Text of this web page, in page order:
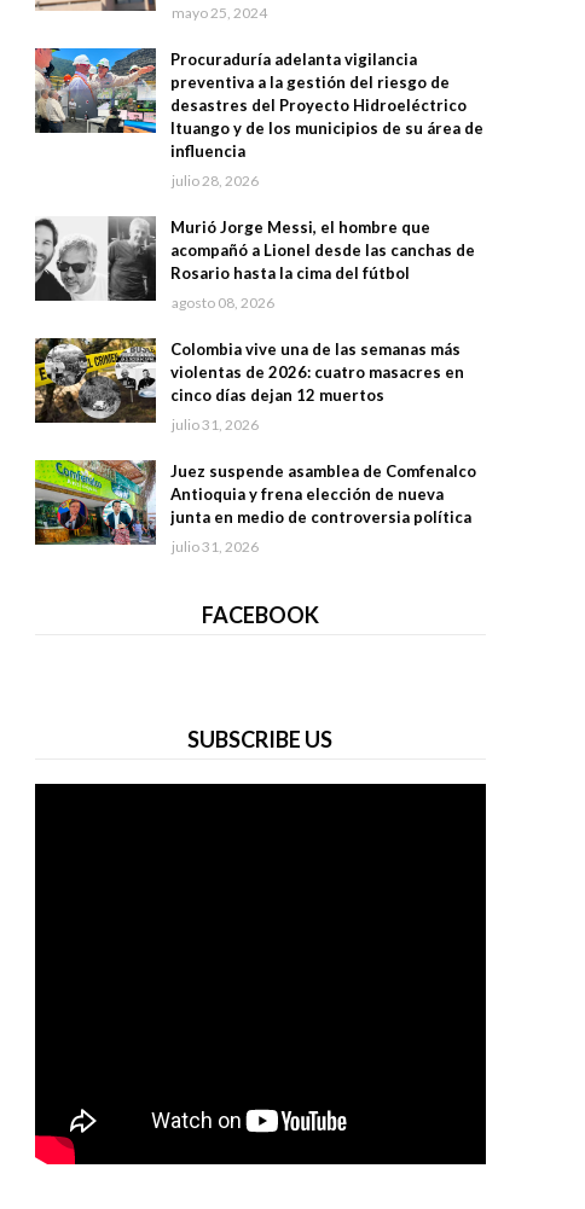
mayo 25, 2024
Procuraduría adelanta vigilancia
preventiva a la gestión del riesgo de
desastres del Proyecto Hidroeléctrico
Ituango y de los municipios de su área de
influencia
julio 28, 2026
Murió Jorge Messi, el hombre que
acompañó a Lionel desde las canchas de
Rosario hasta la cima del fútbol
agosto 08, 2026
Colombia vive una de las semanas más
violentas de 2026: cuatro masacres en
cinco días dejan 12 muertos
julio 31, 2026
Juez suspende asamblea de Comfenalco
Antioquia y frena elección de nueva
junta en medio de controversia política
julio 31, 2026
FACEBOOK
SUBSCRIBE US